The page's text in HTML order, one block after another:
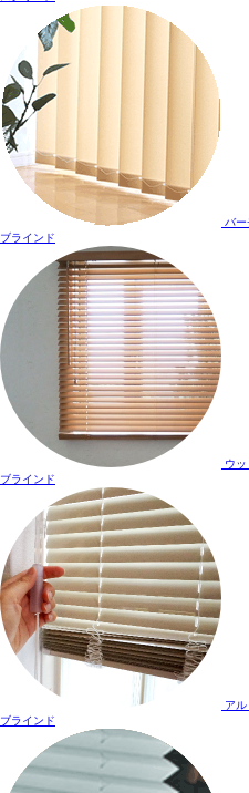
バ
ブラインド
ウッ
ブラインド
アル
ブラインド